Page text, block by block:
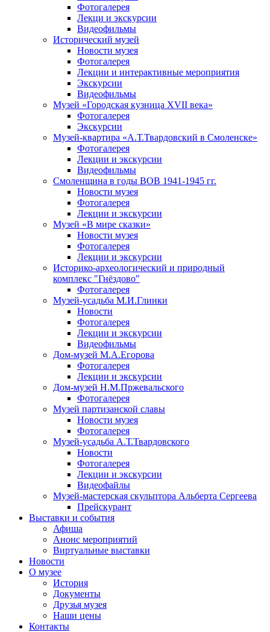
Фотогалерея
Лекци и экскурсии
Видеофильмы
Исторический музей
Новости музея
Фотогалерея
Лекции и интерактивные мероприятия
Экскурсии
Видеофильмы
Музей «Городская кузница XVII века»
Фотогалерея
Экскурсии
Музей-квартира «А.Т.Твардовский в Смоленске»
Фотогалерея
Лекции и экскурсии
Видеофильмы
Смоленщина в годы ВОВ 1941-1945 гг.
Новости музея
Фотогалерея
Лекции и экскурсии
Музей «В мире сказки»
Новости музея
Фотогалерея
Лекции и экскурсии
Историко-археологический и природный
комплекс "Гнёздово"
Фотогалерея
Музей-усадьба М.И.Глинки
Новости
Фотогалерея
Лекции и экскурсии
Видеофильмы
Дом-музей М.А.Егорова
Фотогалерея
Лекции и экскурсии
Дом-музей Н.М.Пржевальского
Фотогалерея
Музей партизанской славы
Новости музея
Фотогалерея
Музей-усадьба А.Т.Твардовского
Новости
Фотогалерея
Лекции и экскурсии
Видеофайлы
Музей-мастерская скульптора Альберта Сергеева
Прейскурант
Выставки и события
Афиша
Анонс мероприятий
Виртуальные выставки
Новости
О музее
История
Документы
Друзья музея
Наши цены
Контакты